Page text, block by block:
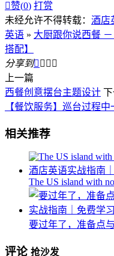
赞(0) 打赏
未经允许不得转载： 酒店
英语 » 大厨跟你说西餐
搭配】
分享到   
上一篇
西餐创意摆台主题设计
【餐饮服务】巡台过程
相关推荐
The US island with
要过年了，准备点
评论 抢沙发